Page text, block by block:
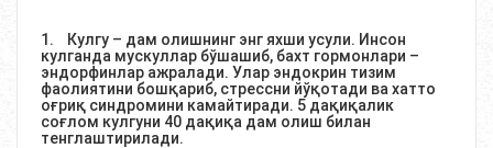
1. Кулгу – дам олишнинг энг яхши усули. Инсон
кулганда мускуллар бўшашиб, бахт гормонлари –
эндорфинлар ажралади. Улар эндокрин тизим
фаолиятини бошқариб, стрессни йўқотади ва хатто
оғриқ синдромини камайтиради. 5 дақиқалик
соғлом кулгуни 40 дақиқа дам олиш билан
тенглаштирилади.